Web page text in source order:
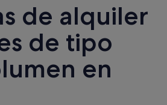
de alquiler
de tipo
en